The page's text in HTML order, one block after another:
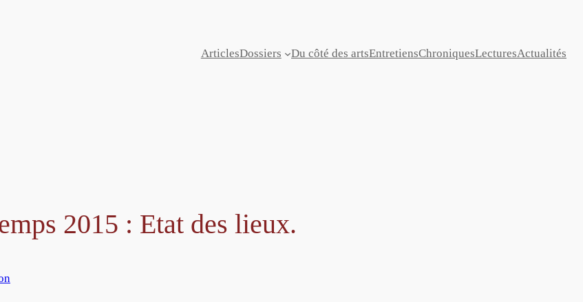
ArticlesDossiers Du côté des artsEntretiensChroniquesLecturesActualités
2015 : Etat des lieux.